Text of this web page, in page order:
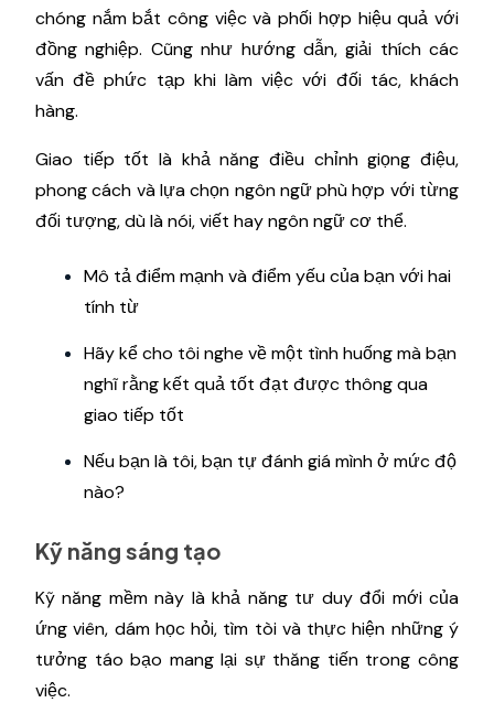
chóng nắm bắt công việc và phối hợp hiệu quả với
đồng nghiệp. Cũng như hướng dẫn, giải thích các
vấn đề phức tạp khi làm việc với đối tác, khách
hàng.
Giao tiếp tốt là khả năng điều chỉnh giọng điệu,
phong cách và lựa chọn ngôn ngữ phù hợp với từng
đối tượng, dù là nói, viết hay ngôn ngữ cơ thể.
Mô tả điểm mạnh và điểm yếu của bạn với hai
tính từ
Hãy kể cho tôi nghe về một tình huống mà bạn
nghĩ rằng kết quả tốt đạt được thông qua
giao tiếp tốt
Nếu bạn là tôi, bạn tự đánh giá mình ở mức độ
nào?
Kỹ năng sáng tạo
Kỹ năng mềm này là khả năng tư duy đổi mới của
ứng viên, dám học hỏi, tìm tòi và thực hiện những ý
tưởng táo bạo mang lại sự thăng tiến trong công
việc.